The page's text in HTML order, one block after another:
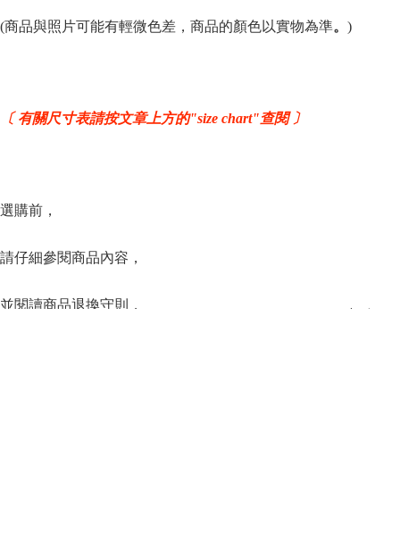
(商品與照片可能有輕微色差，商品的顏色以實物為準。 )
〔 有關尺寸表請按文章上方的"size chart"查閱 〕
選購前，
請仔細參閱商品內容，
並閱讀商品退換守則，